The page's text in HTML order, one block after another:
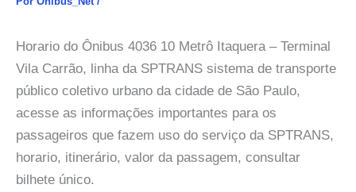
Horario do Ônibus 4036 10 Metrô Itaquera – Terminal
Vila Carrão, linha da SPTRANS sistema de transporte
público coletivo urbano da cidade de São Paulo,
acesse as informações importantes para os
passageiros que fazem uso do serviço da SPTRANS,
horario, itinerário, valor da passagem, consultar
bilhete único.